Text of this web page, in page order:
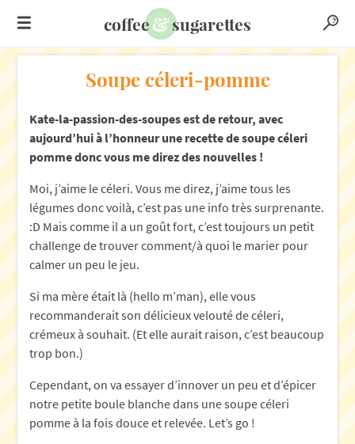
coffee&sugarettes
Soupe céleri-pomme
Kate-la-passion-des-soupes est de retour, avec
aujourd’hui à l’honneur une recette de soupe céleri
pomme donc vous me direz des nouvelles !
Moi, j’aime le céleri. Vous me direz, j’aime tous les
légumes donc voilà, c’est pas une info très surprenante.
:D Mais comme il a un goût fort, c’est toujours un petit
challenge de trouver comment/à quoi le marier pour
calmer un peu le jeu.
Si ma mère était là (hello m’man), elle vous
recommanderait son délicieux velouté de céleri,
crémeux à souhait. (Et elle aurait raison, c’est beaucoup
trop bon.)
Cependant, on va essayer d’innover un peu et d’épicer
notre petite boule blanche dans une soupe céleri
pomme à la fois douce et relevée. Let’s go !